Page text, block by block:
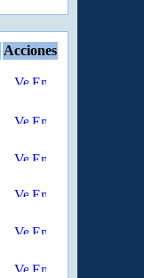
Acciones